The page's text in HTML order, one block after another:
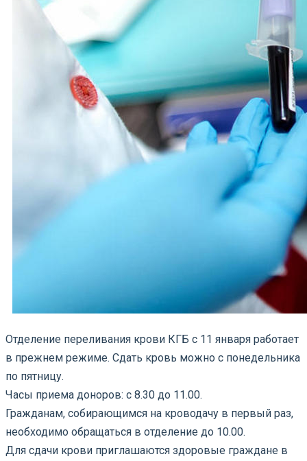
Отделение переливания крови КГБ с 11 января работает
в прежнем режиме. Сдать кровь можно с понедельника
по пятницу.
Часы приема доноров: с 8.30 до 11.00.
Гражданам, собирающимся на кроводачу в первый раз,
необходимо обращаться в отделение до 10.00.
Для сдачи крови приглашаются здоровые граждане в